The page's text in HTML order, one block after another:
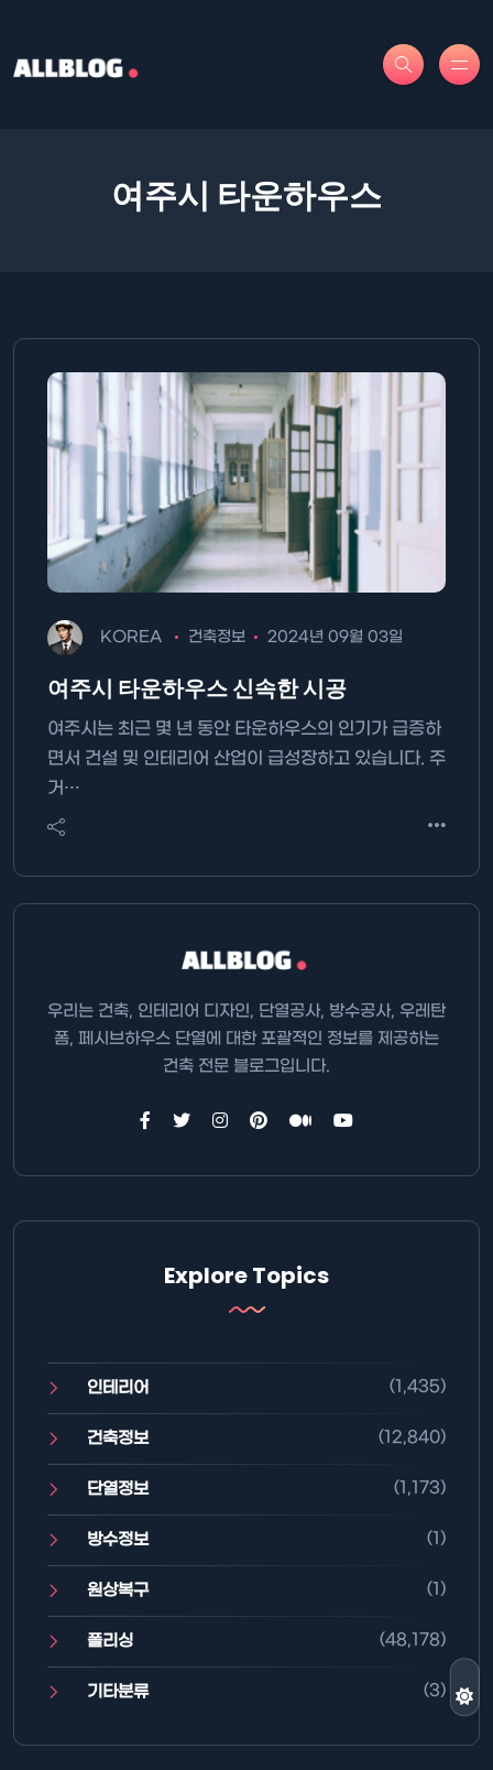
여주시 타운하우스
KOREA 건축정보 2024년 09월 03일
여주시 타운하우스 신속한 시공
여주시는 최근 몇 년 동안 타운하우스의 인기가 급증하
면서 건설 및 인테리어 산업이 급성장하고 있습니다. 주
거…
우리는 건축, 인테리어 디자인, 단열공사, 방수공사, 우레탄
폼, 페시브하우스 단열에 대한 포괄적인 정보를 제공하는
건축 전문 블로그입니다.
Explore Topics
인테리어 (1,435)
건축정보 (12,840)
단열정보 (1,173)
방수정보 (1)
원상복구 (1)
폴리싱 (48,178)
기타분류 (3)